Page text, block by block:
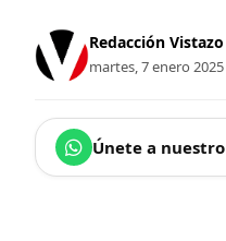
Redacción Vistazo
martes, 7 enero 2025
Únete a